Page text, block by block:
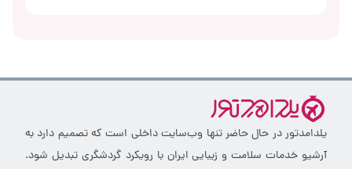
یلدامدتور در حال حاضر تنها وب‌سایت داخلی است که تصمیم دارد به
آرشیو خدمات سلامت و زیبایی ایران با رویکرد گردشگری تبدیل شود.